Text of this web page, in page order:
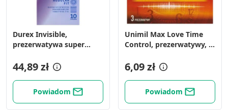
Durex Invisible,
prezerwatywa super
44,89 zł
Powiadom
Unimil Max Love Time
Control, prezerwatywy, 3
6,09 zł
Powiadom
Reklama / śledzenie